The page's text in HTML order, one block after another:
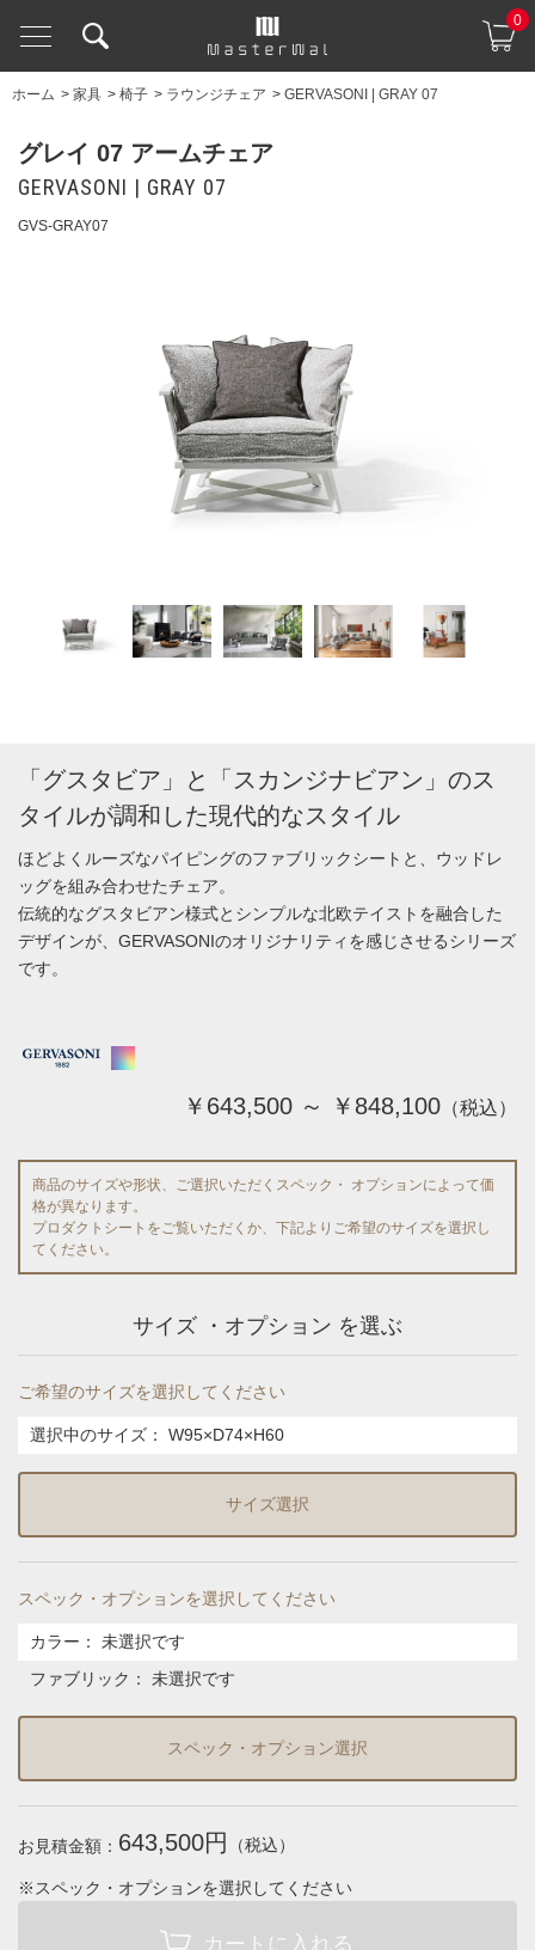
0
ホーム > 家具 > 椅子 > ラウンジチェア > GERVASONI | GRAY 07
グレイ 07 アームチェア
GERVASONI | GRAY 07
GVS-GRAY07
「グスタビア」と「スカンジナビアン」のス
タイルが調和した現代的なスタイル
ほどよくルーズなパイピングのファブリックシートと、ウッドレ
ッグを組み合わせたチェア。
伝統的なグスタビアン様式とシンプルな北欧テイストを融合した
デザインが、GERVASONIのオリジナリティを感じさせるシリーズ
です。
￥643,500 ～ ￥848,100 （税込）
商品のサイズや形状、ご選択いただくスペック・ オプションによって価
格が異なります。
プロダクトシートをご覧いただくか、下記よりご希望のサイズを選択し
てください。
サイズ ・オプション を選ぶ
ご希望のサイズを選択してください
選択中のサイズ： W95×D74×H60
サイズ選択
スペック・オプションを選択してください
カラー ：
未選択です
ファブリック ： 未選択です
スペック・オプション選択
お見積金額： 643,500円 （税込）
※スペック・オプションを選択してください